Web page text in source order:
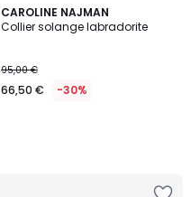
CAROLINE NAJMAN
Collier solange labradorite
95,00 €
66,50 € -30%